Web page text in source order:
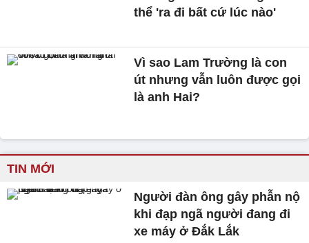
thể 'ra đi bất cứ lúc nào'
Vì sao Lam Trường là con
út nhưng vẫn luôn được gọi
là anh Hai?
TIN MỚI
Người đàn ông gây phẫn nộ
khi đạp ngã người đang đi
xe máy ở Đắk Lắk